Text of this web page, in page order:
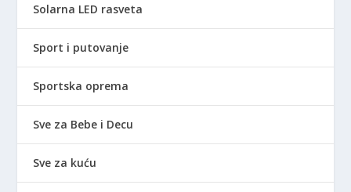
Solarna LED rasveta
Sport i putovanje
Sportska oprema
Sve za Bebe i Decu
Sve za kuću